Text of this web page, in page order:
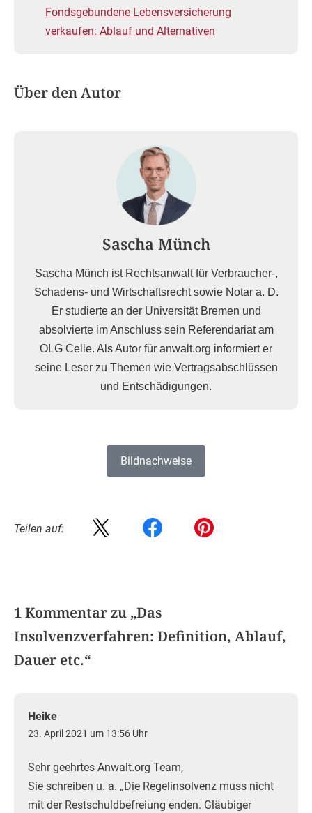
Fondsgebundene Lebensversicherung
verkaufen: Ablauf und Alternativen
Über den Autor
Sascha Münch
Sascha Münch ist Rechtsanwalt für Verbraucher-,
Schadens- und Wirtschaftsrecht sowie Notar a. D.
Er studierte an der Universität Bremen und
absolvierte im Anschluss sein Referendariat am
OLG Celle. Als Autor für anwalt.org informiert er
seine Leser zu Themen wie Vertragsabschlüssen
und Entschädigungen.
Bildnachweise
Teilen auf:
1 Kommentar zu „Das
Insolvenzverfahren: Definition, Ablauf,
Dauer etc.“
Heike
23. April 2021 um 13:56 Uhr
Sehr geehrtes Anwalt.org Team,
Sie schreiben u. a. „Die Regelinsolvenz muss nicht
mit der Restschuldbefreiung enden. Gläubiger